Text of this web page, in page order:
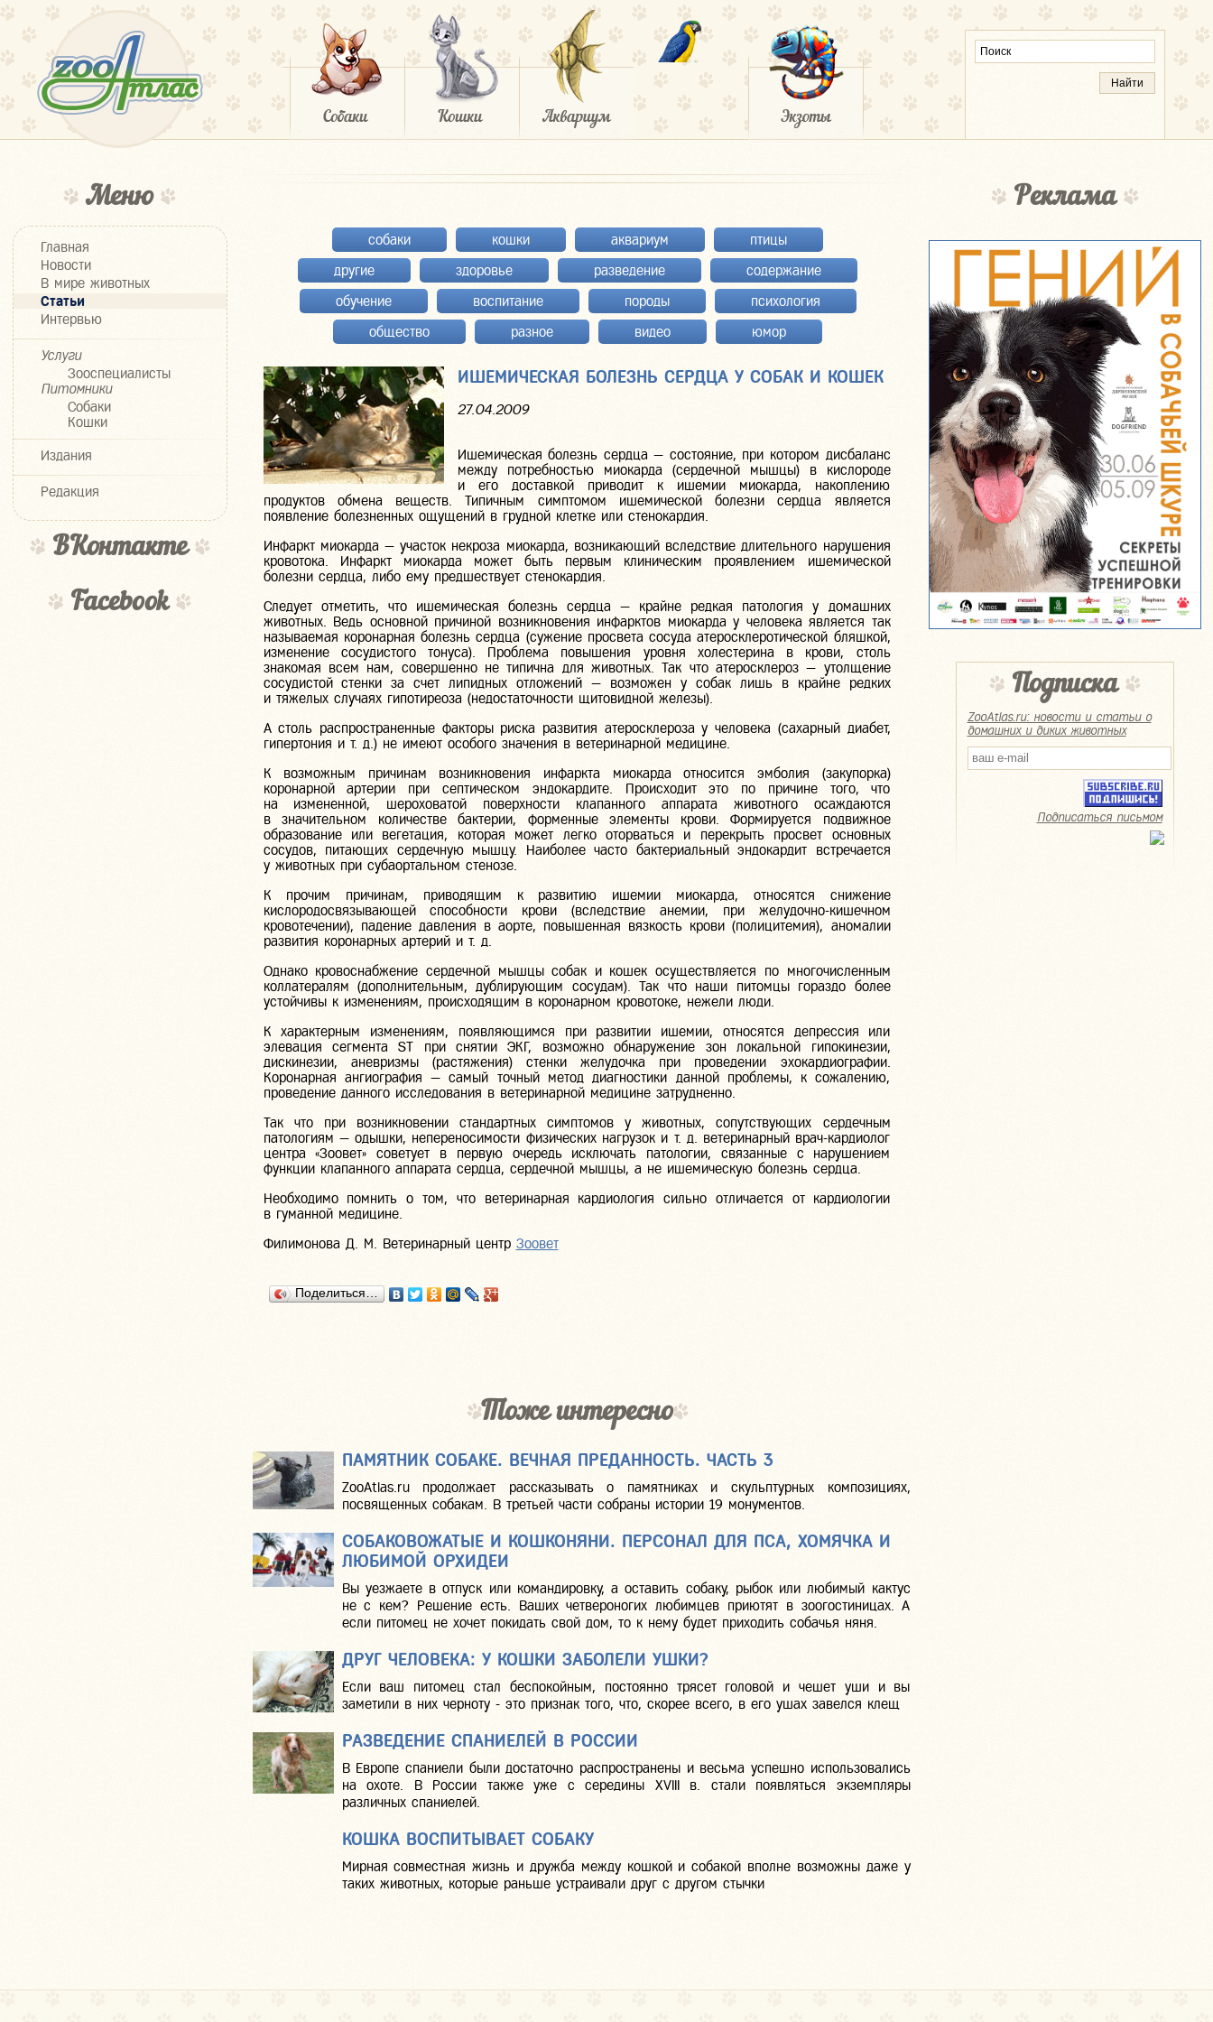
Меню
Главная
Новости
В мире животных
Статьи
Интервью
Услуги
Зооспециалисты
Питомники
Собаки
Кошки
Издания
Редакция
ВКонтакте
Facebook
собаки кошки аквариум
птицы
другие
здоровье разведение
содержание
обучение
воспитание породы
психология
общество
разное видео юмор
ИШЕМИЧЕСКАЯ БОЛЕЗНЬ СЕРДЦА У СОБАК И КОШЕК
27.04.2009
Ишемическая болезнь сердца — состояние, при котором дисбаланс
между потребностью миокарда (сердечной мышцы) в кислороде
и его доставкой приводит к ишемии миокарда, накоплению
продуктов обмена веществ. Типичным симптомом ишемической болезни сердца является
появление болезненных ощущений в грудной клетке или стенокардия.
Инфаркт миокарда — участок некроза миокарда, возникающий вследствие длительного нарушения
кровотока. Инфаркт миокарда может быть первым клиническим проявлением ишемической
болезни сердца, либо ему предшествует стенокардия.
Следует отметить, что ишемическая болезнь сердца — крайне редкая патология у домашних
животных. Ведь основной причиной возникновения инфарктов миокарда у человека является так
называемая коронарная болезнь сердца (сужение просвета сосуда атеросклеротической бляшкой,
изменение сосудистого тонуса). Проблема повышения уровня холестерина в крови, столь
знакомая всем нам, совершенно не типична для животных. Так что атеросклероз — утолщение
сосудистой стенки за счет липидных отложений — возможен у собак лишь в крайне редких
и тяжелых случаях гипотиреоза (недостаточности щитовидной железы).
А столь распространенные факторы риска развития атеросклероза у человека (сахарный диабет,
гипертония и т. д.) не имеют особого значения в ветеринарной медицине.
К возможным причинам возникновения инфаркта миокарда относится эмболия (закупорка)
коронарной артерии при септическом эндокардите. Происходит это по причине того, что
на измененной, шероховатой поверхности клапанного аппарата животного осаждаются
в значительном количестве бактерии, форменные элементы крови. Формируется подвижное
образование или вегетация, которая может легко оторваться и перекрыть просвет основных
сосудов, питающих сердечную мышцу. Наиболее часто бактериальный эндокардит встречается
у животных при субаортальном стенозе.
К прочим причинам, приводящим к развитию ишемии миокарда, относятся снижение
кислородосвязывающей способности крови (вследствие анемии, при желудочно-кишечном
кровотечении), падение давления в аорте, повышенная вязкость крови (полицитемия), аномалии
развития коронарных артерий и т. д.
Однако кровоснабжение сердечной мышцы собак и кошек осуществляется по многочисленным
коллатералям (дополнительным, дублирующим сосудам). Так что наши питомцы гораздо более
устойчивы к изменениям, происходящим в коронарном кровотоке, нежели люди.
К характерным изменениям, появляющимся при развитии ишемии, относятся депрессия или
элевация сегмента ST при снятии ЭКГ, возможно обнаружение зон локальной гипокинезии,
дискинезии, аневризмы (растяжения) стенки желудочка при проведении эхокардиографии.
Коронарная ангиография — самый точный метод диагностики данной проблемы, к сожалению,
проведение данного исследования в ветеринарной медицине затрудненно.
Так что при возникновении стандартных симптомов у животных, сопутствующих сердечным
патологиям — одышки, непереносимости физических нагрузок и т. д. ветеринарный врач-кардиолог
центра «Зоовет» советует в первую очередь исключать патологии, связанные с нарушением
функции клапанного аппарата сердца, сердечной мышцы, а не ишемическую болезнь сердца.
Необходимо помнить о том, что ветеринарная кардиология сильно отличается от кардиологии
в гуманной медицине.
Филимонова Д. М. Ветеринарный центр Зоовет
Поделиться…
Тоже интересно
ПАМЯТНИК СОБАКЕ. ВЕЧНАЯ ПРЕДАННОСТЬ. ЧАСТЬ 3
ZooAtlas.ru продолжает рассказывать о памятниках и скульптурных композициях,
посвященных собакам. В третьей части собраны истории 19 монументов.
СОБАКОВОЖАТЫЕ И КОШКОНЯНИ. ПЕРСОНАЛ ДЛЯ ПСА, ХОМЯЧКА И
ЛЮБИМОЙ ОРХИДЕИ
Вы уезжаете в отпуск или командировку, а оставить собаку, рыбок или любимый кактус
не с кем? Решение есть. Ваших четвероногих любимцев приютят в зоогостиницах. А
если питомец не хочет покидать свой дом, то к нему будет приходить собачья няня.
ДРУГ ЧЕЛОВЕКА: У КОШКИ ЗАБОЛЕЛИ УШКИ?
Если ваш питомец стал беспокойным, постоянно трясет головой и чешет уши и вы
заметили в них черноту - это признак того, что, скорее всего, в его ушах завелся клещ
РАЗВЕДЕНИЕ СПАНИЕЛЕЙ В РОССИИ
В Европе спаниели были достаточно распространены и весьма успешно использовались
на охоте. В России также уже с середины XVIII в. стали появляться экземпляры
различных спаниелей.
КОШКА ВОСПИТЫВАЕТ СОБАКУ
Мирная совместная жизнь и дружба между кошкой и собакой вполне возможны даже у
таких животных, которые раньше устраивали друг с другом стычки
Реклама
Подписка
ZooAtlas.ru: новости и статьи о
домашних и диких животных
Подписаться письмом